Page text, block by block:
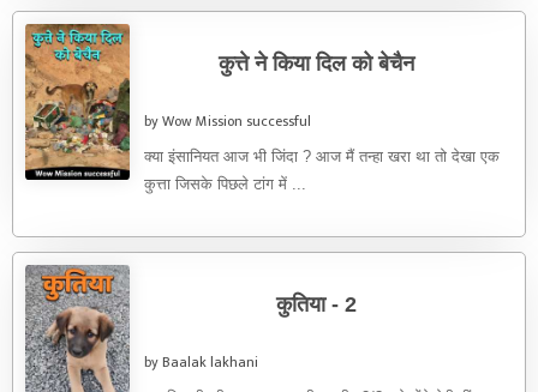
कुत्ते ने किया दिल को बेचैन
by Wow Mission successful
क्या इंसानियत आज भी जिंदा ? आज मैं तन्हा खरा था तो देखा एक
कुत्ता जिसके पिछले टांग में ...
कुतिया - 2
by Baalak lakhani